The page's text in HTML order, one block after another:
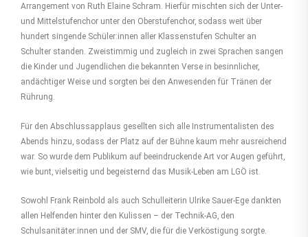
Arrangement von Ruth Elaine Schram. Hierfür mischten sich der Unter-
und Mittelstufenchor unter den Oberstufenchor, sodass weit über
hundert singende Schüler:innen aller Klassenstufen Schulter an
Schulter standen. Zweistimmig und zugleich in zwei Sprachen sangen
die Kinder und Jugendlichen die bekannten Verse in besinnlicher,
andächtiger Weise und sorgten bei den Anwesenden für Tränen der
Rührung.
Für den Abschlussapplaus gesellten sich alle Instrumentalisten des
Abends hinzu, sodass der Platz auf der Bühne kaum mehr ausreichend
war. So wurde dem Publikum auf beeindruckende Art vor Augen geführt,
wie bunt, vielseitig und begeisternd das Musik-Leben am LGÖ ist.
Sowohl Frank Reinbold als auch Schulleiterin Ulrike Sauer-Ege dankten
allen Helfenden hinter den Kulissen – der Technik-AG, den
Schulsanitäter:innen und der SMV, die für die Verköstigung sorgte.